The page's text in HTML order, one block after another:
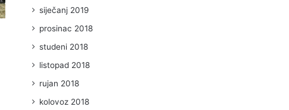
siječanj 2019
prosinac 2018
studeni 2018
listopad 2018
rujan 2018
kolovoz 2018